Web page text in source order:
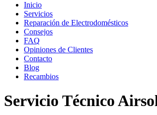
Inicio
Servicios
Reparación de Electrodomésticos
Consejos
FAQ
Opiniones de Clientes
Contacto
Blog
Recambios
Servicio Técnico